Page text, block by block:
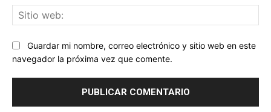
Guardar mi nombre, correo electrónico y sitio web en este
navegador la próxima vez que comente.